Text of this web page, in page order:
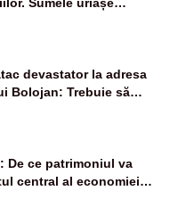
român
devastator la adresa
Bolojan: Trebuie să
dar nu șținem omaneii
De ce patrimoniul va
central al economiei